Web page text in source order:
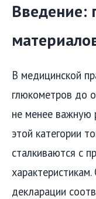
Введение:
В медицинской
глюкометров до
не менее важную
этой категории
сталкиваются с
декларации